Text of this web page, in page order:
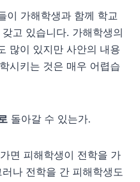
이 가해학생과 함께 학교
고 있습니다. 가해학생의
많이 있지만 사안의 내용
시키는 것은 매우 어렵습
돌아갈 수 있는가.
면 피해학생이 전학을 가
나 전학을 간 피해학생도